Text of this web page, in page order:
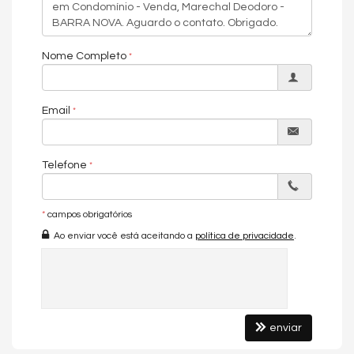
Brinquedoteca
Câmeras de Segurança
BARRA NOVA
Nome Completo
Email
Telefone
* campos obrigatórios
Ao enviar você está aceitando a política de privacidade
enviar